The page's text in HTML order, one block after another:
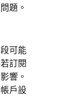
題。
可能
訂閱
響。
戶設